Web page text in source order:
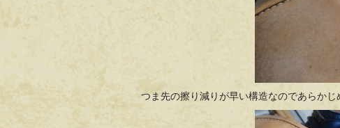
つま先の擦り減りが早い構造なのであらか